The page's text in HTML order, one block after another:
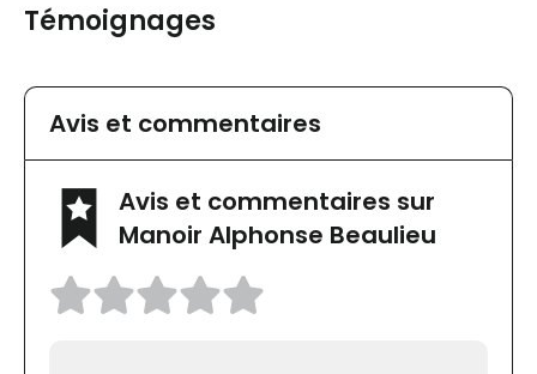
Témoignages
Avis et commentaires
Avis et commentaires sur
Manoir Alphonse Beaulieu